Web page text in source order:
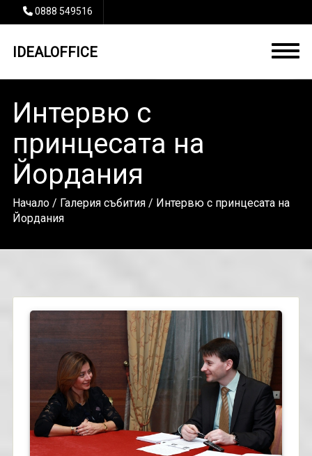
0888 549516
IDEALOFFICE
Интервю с
принцесата на
Йордания
Начало/ Галерия събития/ Интервю с принцесата на
Йордания